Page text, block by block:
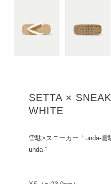
SETTA ×
WHITE
雪駄×スニーカー「unda-
unda ”